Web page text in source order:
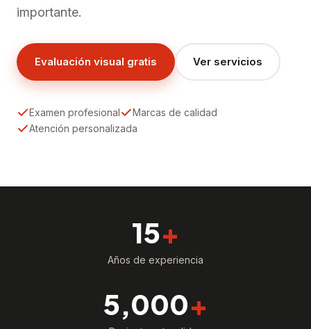
importante.
Evaluación visual gratis Ver servicios
Examen profesional
Marcas de calidad
Atención personalizada
15+
Años de experiencia
5,000+